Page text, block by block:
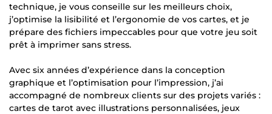
technique, je vous conseille sur les meilleurs choix,
j’optimise la lisibilité et l’ergonomie de vos cartes, et je
prépare des fichiers impeccables pour que votre jeu soit
prêt à imprimer sans stress.
Avec six années d’expérience dans la conception
graphique et l’optimisation pour l’impression, j’ai
accompagné de nombreux clients sur des projets variés :
cartes de tarot avec illustrations personnalisées, jeux